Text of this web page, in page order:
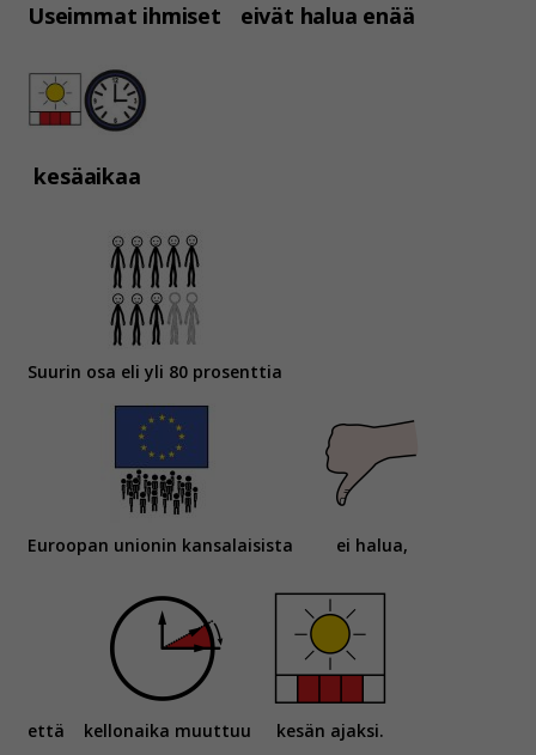
Useimmat ihmiset eivät halua enää
kesäaikaa
Suurin osa eli yli 80 prosenttia
Euroopan unionin kansalaisista ei halua,
että kellonaika muuttuu kesän ajaksi.